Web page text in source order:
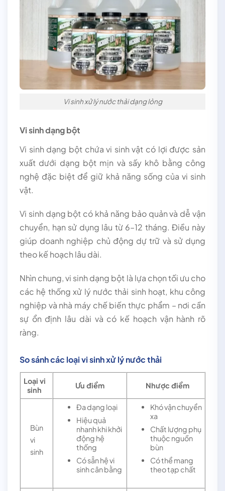
Vi sinh xử lý nước thải dạng lỏng
Vi sinh dạng bột
Vi sinh dạng bột chứa vi sinh vật có lợi được sản
xuất dưới dạng bột mịn và sấy khô bằng công
nghệ đặc biệt để giữ khả năng sống của vi sinh
vật.
Vi sinh dạng bột có khả năng bảo quản và dễ vận
chuyển, hạn sử dụng lâu từ 6–12 tháng. Điều này
giúp doanh nghiệp chủ động dự trữ và sử dụng
theo kế hoạch lâu dài.
Nhìn chung, vi sinh dạng bột là lựa chọn tối ưu cho
các hệ thống xử lý nước thải sinh hoạt, khu công
nghiệp và nhà máy chế biến thực phẩm – nơi cần
sự ổn định lâu dài và có kế hoạch vận hành rõ
ràng.
So sánh các loại vi sinh xử lý nước thải
Loại vi
sinh
Ưu điểm Nhược điểm
Bùn
vi
sinh
Đa dạng loại
Hiệu quả
nhanh khi khởi
động hệ
thống
Có sẵn hệ vi
sinh cân bằng
Khó vận chuyển
xa
Chất lượng phụ
thuộc nguồn
bùn
Có thể mang
theo tạp chất